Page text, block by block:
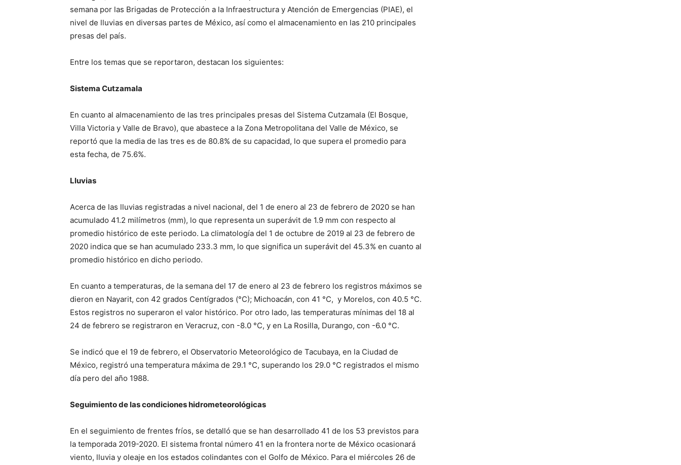
semana por las Brigadas de Protección a la Infraestructura y Atención de Emergencias (PIAE), el
nivel de lluvias en diversas partes de México, así como el almacenamiento en las 210 principales
presas del país.
Entre los temas que se reportaron, destacan los siguientes:
Sistema Cutzamala
En cuanto al almacenamiento de las tres principales presas del Sistema Cutzamala (El Bosque,
Villa Victoria y Valle de Bravo), que abastece a la Zona Metropolitana del Valle de México, se
reportó que la media de las tres es de 80.8% de su capacidad, lo que supera el promedio para
esta fecha, de 75.6%.
Lluvias
Acerca de las lluvias registradas a nivel nacional, del 1 de enero al 23 de febrero de 2020 se han
acumulado 41.2 milímetros (mm), lo que representa un superávit de 1.9 mm con respecto al
promedio histórico de este periodo. La climatología del 1 de octubre de 2019 al 23 de febrero de
2020 indica que se han acumulado 233.3 mm, lo que significa un superávit del 45.3% en cuanto al
promedio histórico en dicho periodo.
En cuanto a temperaturas, de la semana del 17 de enero al 23 de febrero los registros máximos se
dieron en Nayarit, con 42 grados Centígrados (°C); Michoacán, con 41 °C, y Morelos, con 40.5 °C.
Estos registros no superaron el valor histórico. Por otro lado, las temperaturas mínimas del 18 al
24 de febrero se registraron en Veracruz, con -8.0 °C, y en La Rosilla, Durango, con -6.0 °C.
Se indicó que el 19 de febrero, el Observatorio Meteorológico de Tacubaya, en la Ciudad de
México, registró una temperatura máxima de 29.1 °C, superando los 29.0 °C registrados el mismo
día pero del año 1988.
Seguimiento de las condiciones hidrometeorológicas
En el seguimiento de frentes fríos, se detalló que se han desarrollado 41 de los 53 previstos para
la temporada 2019-2020. El sistema frontal número 41 en la frontera norte de México ocasionará
viento, lluvia y oleaje en los estados colindantes con el Golfo de México. Para el miércoles 26 de